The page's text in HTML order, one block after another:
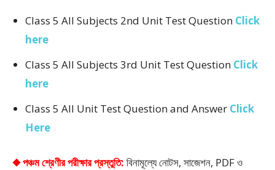
Class 5 All Subjects 2nd Unit Test Question Click
here
Class 5 All Subjects 3rd Unit Test Question Click
here
Class 5 All Unit Test Question and Answer Click
Here
◆ পঞ্চম শ্রেণীর পরীক্ষার প্রস্তুতি: বিনামূল্যে নোটস, সাজেশন, PDF ও